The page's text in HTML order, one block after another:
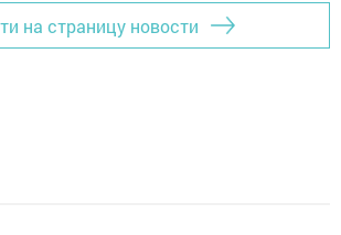
на страницу новости